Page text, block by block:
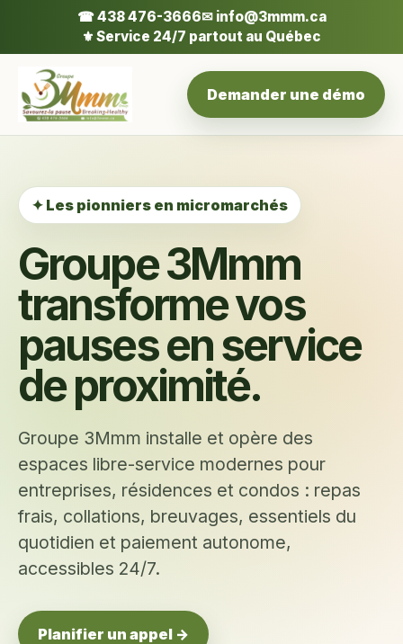
☎ 438 476-3666✉ info@3mmm.ca
⚜ Service 24/7 partout au Québec
Demander une démo
✦ Les pionniers en micromarchés
Groupe 3Mmm
transforme vos
pauses en service
de proximité.
Groupe 3Mmm installe et opère des
espaces libre-service modernes pour
entreprises, résidences et condos : repas
frais, collations, breuvages, essentiels du
quotidien et paiement autonome,
accessibles 24/7.
Planifier un appel →